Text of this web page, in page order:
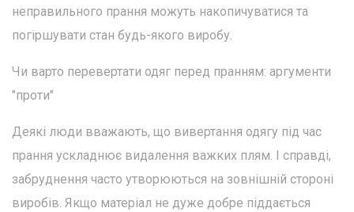
неправильного прання можуть накопичуватися та
погіршувати стан будь-якого виробу.
Чи варто перевертати одяг перед пранням: аргументи
"проти"
Деякі люди вважають, що вивертання одягу під час
прання ускладнює видалення важких плям. І справді,
забруднення часто утворюються на зовнішній стороні
виробів. Якщо матеріал не дуже добре піддається